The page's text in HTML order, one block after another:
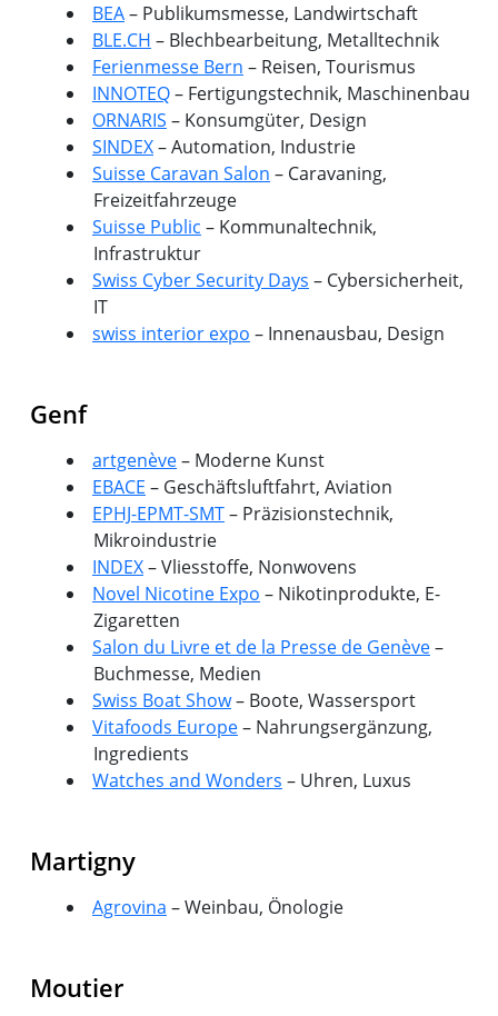
BEA– Publikumsmesse, Landwirtschaft
BLE.CH – Blechbearbeitung, Metalltechnik
Ferienmesse Bern – Reisen, Tourismus
INNOTEQ– Fertigungstechnik, Maschinenbau
ORNARIS – Konsumgüter, Design
SINDEX– Automation, Industrie
Suisse Caravan Salon – Caravaning,
Freizeitfahrzeuge
Suisse Public – Kommunaltechnik,
Infrastruktur
Swiss Cyber Security Days – Cybersicherheit,
IT
swiss interior expo – Innenausbau, Design
Genf
artgenève– Moderne Kunst
EBACE – Geschäftsluftfahrt, Aviation
EPHJ-EPMT-SMT– Präzisionstechnik,
Mikroindustrie
INDEX– Vliesstoffe, Nonwovens
Novel Nicotine Expo – Nikotinprodukte, E-
Zigaretten
Salon du Livre et de la Presse de Genève–
Buchmesse, Medien
Swiss Boat Show– Boote, Wassersport
Vitafoods Europe– Nahrungsergänzung,
Ingredients
Watches and Wonders – Uhren, Luxus
Martigny
Agrovina – Weinbau, Önologie
Moutier